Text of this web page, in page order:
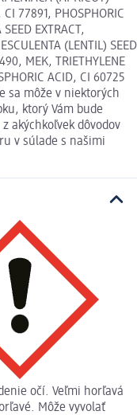
CI 77891, PHOSPHORIC
EXTRACT,
(LENTIL) SEED
MEK, TRIETHYLENE
ACID, CI 60725
sa môže v niektorých
ktorý Vám bude
akýchkoľvek dôvodov
v súlade s našimi
očí. Veľmi horľavá
Môže vyvolať